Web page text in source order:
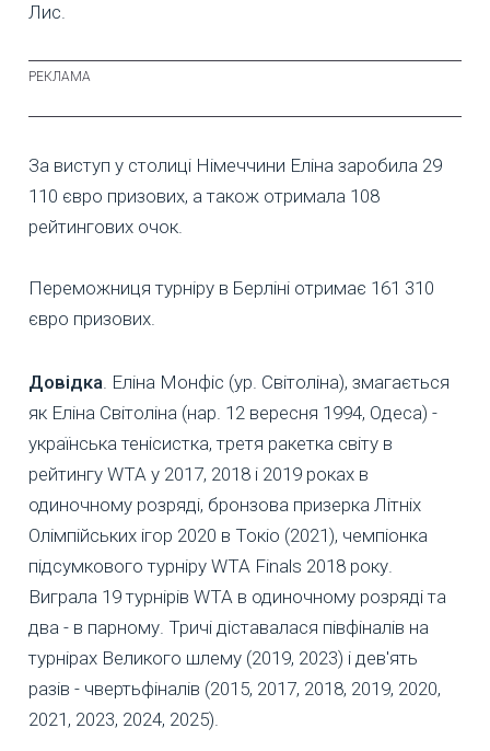
Лис.
За виступ у столиці Німеччини Еліна заробила 29
110 євро призових, а також отримала 108
рейтингових очок.
Переможниця турніру в Берліні отримає 161 310
євро призових.
Довідка. Еліна Монфіс (ур. Світоліна), змагається
як Еліна Світоліна (нар. 12 вересня 1994, Одеса) -
українська тенісистка, третя ракетка світу в
рейтингу WTA у 2017, 2018 і 2019 роках в
одиночному розряді, бронзова призерка Літніх
Олімпійських ігор 2020 в Токіо (2021), чемпіонка
підсумкового турніру WTA Finals 2018 року.
Виграла 19 турнірів WTA в одиночному розряді та
два - в парному. Тричі діставалася півфіналів на
турнірах Великого шлему (2019, 2023) і дев'ять
разів - чвертьфіналів (2015, 2017, 2018, 2019, 2020,
2021, 2023, 2024, 2025).